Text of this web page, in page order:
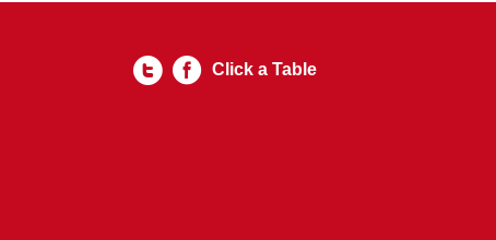
Click a Table